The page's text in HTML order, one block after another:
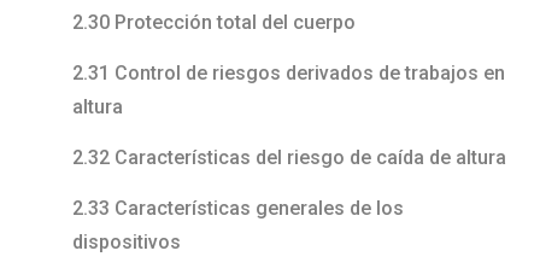
2.30 Protección total del cuerpo
2.31 Control de riesgos derivados de trabajos en
altura
2.32 Características del riesgo de caída de altura
2.33 Características generales de los
dispositivos